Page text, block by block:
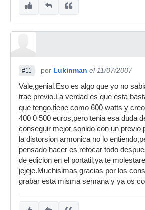
#11 por Lukinman el 11/07/2007
Vale,genial.Eso es algo que yo no
trae previo.La verdad es que esta
que tengo,tiene como 600 watts y
400 0 500 euros,pero tenia esa duda
conseguir mejor sonido con un previo
la distorsion armonica no lo
pensado hacer es retocar todo
de edicion en el portatil,ya te
jejeje.Muchisimas gracias por los
grabar esta misma semana y ya os